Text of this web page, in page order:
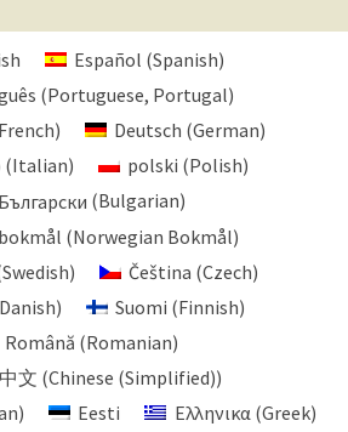
Español (Spanish)
(Portuguese, Portugal)
French) Deutsch (German)
(Italian) polski (Polish)
Български (Bulgarian)
(Norwegian Bokmål)
Swedish) Čeština (Czech)
Danish) Suomi (Finnish)
Română (Romanian)
文 (Chinese (Simplified))
) Eesti Ελληνικα(Greek)